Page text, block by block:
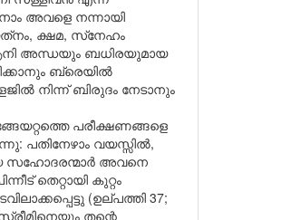
അവളെ നന്നായി
ക്ഷമ, സ്‌നേഹം
അന്ധയും ബധിരയുമായ
ബ്രെയിൽ
നിന്ന് ബിരുദം നേടാനും
പരീക്ഷണങ്ങളെ
പതിനേഴാം വയസ്സിൽ,
അവനെ
തെറ്റായി കുറ്റം
(ഉല്പത്തി 37;
തന്റെ